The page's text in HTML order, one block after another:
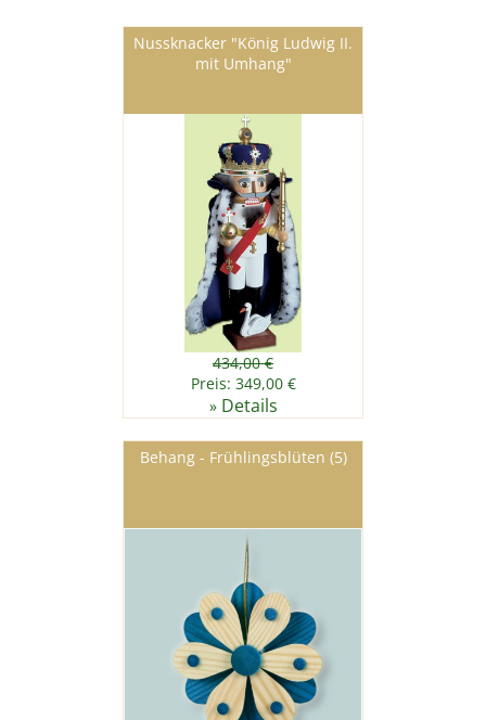
Nussknacker "König Ludwig II.
mit Umhang"
434,00 €
Preis: 349,00 €
» Details
Behang - Frühlingsblüten (5)